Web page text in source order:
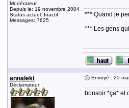
Modérateur
Depuis le: 19 novembre 2004
Status actuel: Inactif
Messages: 7625
*** Quand je
*** Les gens
annalekt
Déclamateur
Envoyé : 25
bonsoir *ça* et